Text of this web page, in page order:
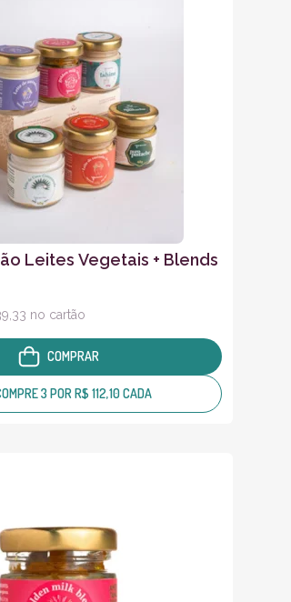
Leites Vegetais + Blends
no cartão
COMPRAR
3 POR R$ 112,10 CADA